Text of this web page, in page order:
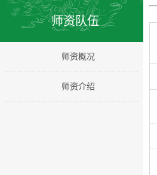
师资队伍
师资概况
师资介绍